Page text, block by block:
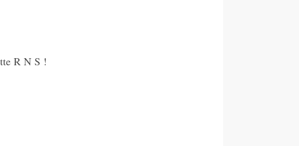
R N S !